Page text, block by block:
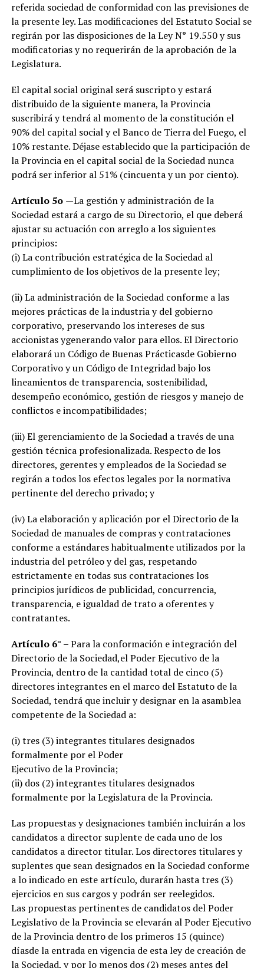
referida sociedad de conformidad con las previsiones de
la presente ley. Las modificaciones del Estatuto Social se
regirán por las disposiciones de la Ley N° 19.550 y sus
modificatorias y no requerirán de la aprobación de la
Legislatura.
El capital social original será suscripto y estará
distribuido de la siguiente manera, la Provincia
suscribirá y tendrá al momento de la constitución el
90% del capital social y el Banco de Tierra del Fuego, el
10% restante. Déjase establecido que la participación de
la Provincia en el capital social de la Sociedad nunca
podrá ser inferior al 51% (cincuenta y un por ciento).
Artículo 5o —La gestión y administración de la
Sociedad estará a cargo de su Directorio, el que deberá
ajustar su actuación con arreglo a los siguientes
principios:
(i) La contribución estratégica de la Sociedad al
cumplimiento de los objetivos de la presente ley;
(ii) La administración de la Sociedad conforme a las
mejores prácticas de la industria y del gobierno
corporativo, preservando los intereses de sus
accionistas ygenerando valor para ellos. El Directorio
elaborará un Código de Buenas Prácticasde Gobierno
Corporativo y un Código de Integridad bajo los
lineamientos de transparencia, sostenibilidad,
desempeño económico, gestión de riesgos y manejo de
conflictos e incompatibilidades;
(iii) El gerenciamiento de la Sociedad a través de una
gestión técnica profesionalizada. Respecto de los
directores, gerentes y empleados de la Sociedad se
regirán a todos los efectos legales por la normativa
pertinente del derecho privado; y
(iv) La elaboración y aplicación por el Directorio de la
Sociedad de manuales de compras y contrataciones
conforme a estándares habitualmente utilizados por la
industria del petróleo y del gas, respetando
estrictamente en todas sus contrataciones los
principios jurídicos de publicidad, concurrencia,
transparencia, e igualdad de trato a oferentes y
contratantes.
Artículo 6° –Para la conformación e integración del
Directorio de la Sociedad,el Poder Ejecutivo de la
Provincia, dentro de la cantidad total de cinco (5)
directores integrantes en el marco del Estatuto de la
Sociedad, tendrá que incluir y designar en la asamblea
competente de la Sociedad a:
(i) tres (3) integrantes titulares designados
formalmente por el Poder
Ejecutivo de la Provincia;
(ii) dos (2) integrantes titulares designados
formalmente por la Legislatura de la Provincia.
Las propuestas y designaciones también incluirán a los
candidatos a director suplente de cada uno de los
candidatos a director titular. Los directores titulares y
suplentes que sean designados en la Sociedad conforme
a lo indicado en este artículo, durarán hasta tres (3)
ejercicios en sus cargos y podrán ser reelegidos.
Las propuestas pertinentes de candidatos del Poder
Legislativo de la Provincia se elevarán al Poder Ejecutivo
de la Provincia dentro de los primeros 15 (quince)
díasde la entrada en vigencia de esta ley de creación de
la Sociedad, y por lo menos dos (2) meses antes del